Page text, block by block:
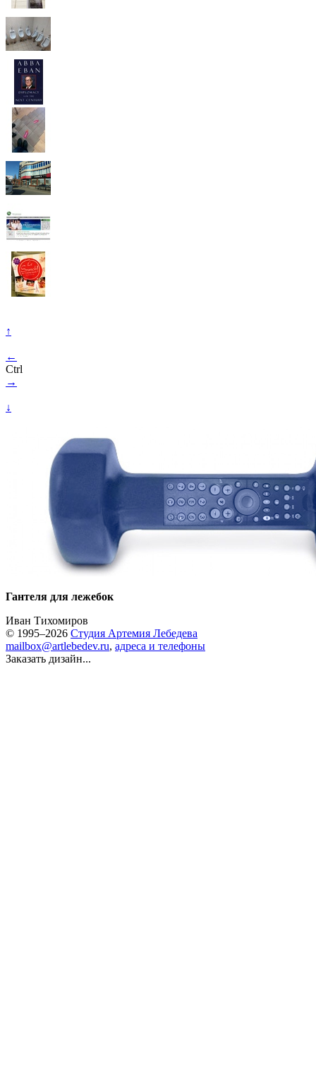
↑
←
Ctrl
→
↓
Гантеля для лежебок
Иван Тихомиров
© 1995–2026 Студия Артемия Лебедева
mailbox@artlebedev.ru, адреса и телефоны
Заказать дизайн...